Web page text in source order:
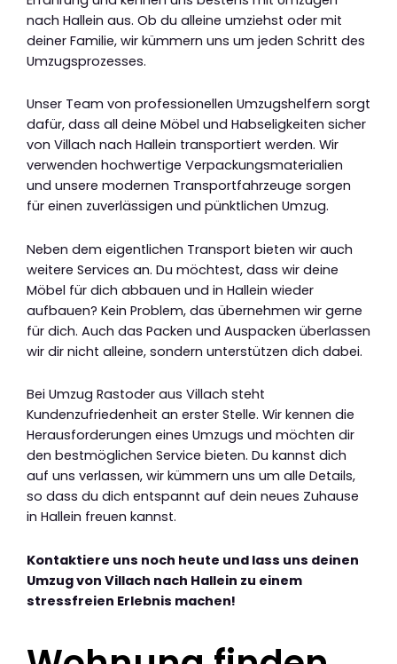
nach Hallein aus. Ob du alleine umziehst oder mit
deiner Familie, wir kümmern uns um jeden Schritt des
Umzugsprozesses.
Unser Team von professionellen Umzugshelfern sorgt
dafür, dass all deine Möbel und Habseligkeiten sicher
von Villach nach Hallein transportiert werden. Wir
verwenden hochwertige Verpackungsmaterialien
und unsere modernen Transportfahrzeuge sorgen
für einen zuverlässigen und pünktlichen Umzug.
Neben dem eigentlichen Transport bieten wir auch
weitere Services an. Du möchtest, dass wir deine
Möbel für dich abbauen und in Hallein wieder
aufbauen? Kein Problem, das übernehmen wir gerne
für dich. Auch das Packen und Auspacken überlassen
wir dir nicht alleine, sondern unterstützen dich dabei.
Bei Umzug Rastoder aus Villach steht
Kundenzufriedenheit an erster Stelle. Wir kennen die
Herausforderungen eines Umzugs und möchten dir
den bestmöglichen Service bieten. Du kannst dich
auf uns verlassen, wir kümmern uns um alle Details,
so dass du dich entspannt auf dein neues Zuhause
in Hallein freuen kannst.
Kontaktiere uns noch heute und lass uns deinen
Umzug von Villach nach Hallein zu einem
stressfreien Erlebnis machen!